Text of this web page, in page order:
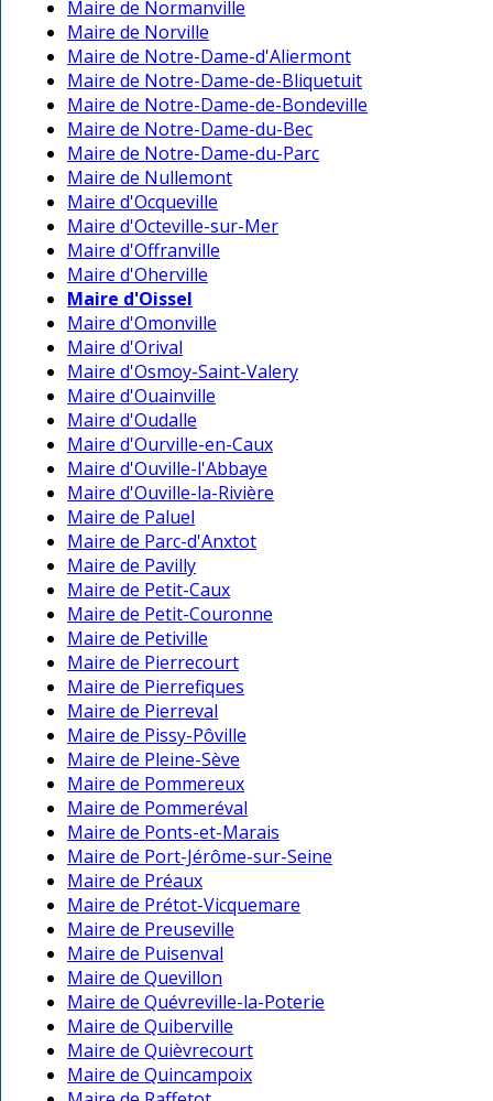
Maire de Normanville
Maire de Norville
Maire de Notre-Dame-d'Aliermont
Maire de Notre-Dame-de-Bliquetuit
Maire de Notre-Dame-de-Bondeville
Maire de Notre-Dame-du-Bec
Maire de Notre-Dame-du-Parc
Maire de Nullemont
Maire d'Ocqueville
Maire d'Octeville-sur-Mer
Maire d'Offranville
Maire d'Oherville
Maire d'Oissel
Maire d'Omonville
Maire d'Orival
Maire d'Osmoy-Saint-Valery
Maire d'Ouainville
Maire d'Oudalle
Maire d'Ourville-en-Caux
Maire d'Ouville-l'Abbaye
Maire d'Ouville-la-Rivière
Maire de Paluel
Maire de Parc-d'Anxtot
Maire de Pavilly
Maire de Petit-Caux
Maire de Petit-Couronne
Maire de Petiville
Maire de Pierrecourt
Maire de Pierrefiques
Maire de Pierreval
Maire de Pissy-Pôville
Maire de Pleine-Sève
Maire de Pommereux
Maire de Pommeréval
Maire de Ponts-et-Marais
Maire de Port-Jérôme-sur-Seine
Maire de Préaux
Maire de Prétot-Vicquemare
Maire de Preuseville
Maire de Puisenval
Maire de Quevillon
Maire de Quévreville-la-Poterie
Maire de Quiberville
Maire de Quièvrecourt
Maire de Quincampoix